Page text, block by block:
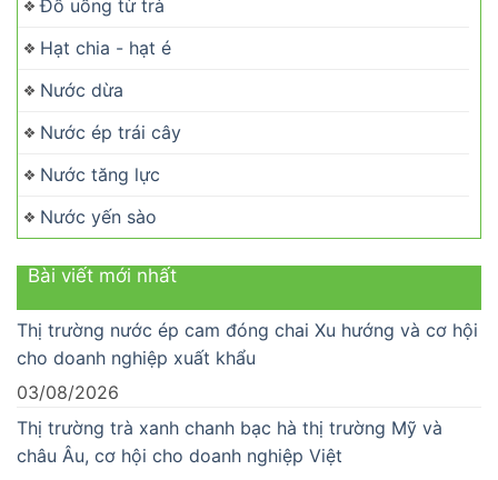
Đồ uống từ trà
Hạt chia - hạt é
Nước dừa
Nước ép trái cây
Nước tăng lực
Nước yến sào
Bài viết mới nhất
Thị trường nước ép cam đóng chai Xu hướng và cơ hội
cho doanh nghiệp xuất khẩu
03/08/2026
Thị trường trà xanh chanh bạc hà thị trường Mỹ và
châu Âu, cơ hội cho doanh nghiệp Việt